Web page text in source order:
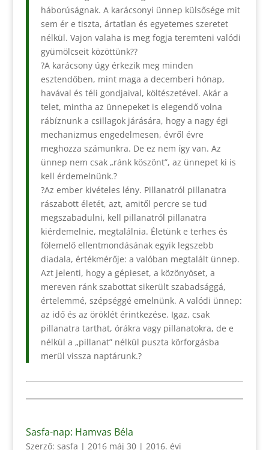
háborúságnak. A karácsonyi ünnep külsősége mit
sem ér e tiszta, ártatlan és egyetemes szeretet
nélkül. Vajon valaha is meg fogja teremteni valódi
gyümölcseit közöttünk??
?A karácsony úgy érkezik meg minden
esztendőben, mint maga a decemberi hónap,
havával és téli gondjaival, költészetével. Akár a
telet, mintha az ünnepeket is elegendő volna
rábíznunk a csillagok járására, hogy a nagy égi
mechanizmus engedelmesen, évről évre
meghozza számunkra. De ez nem így van. Az
ünnep nem csak „ránk köszönt”, az ünnepet ki is
kell érdemelnünk.?
?Az ember kivételes lény. Pillanatról pillanatra
rászabott életét, azt, amitől percre se tud
megszabadulni, kell pillanatról pillanatra
kiérdemelnie, megtalálnia. Életünk e terhes és
fölemelő ellentmondásának egyik legszebb
diadala, értékmérője: a valóban megtalált ünnep.
Azt jelenti, hogy a gépieset, a közönyöset, a
mereven ránk szabottat sikerült szabadsággá,
értelemmé, szépséggé emelnünk. A valódi ünnep:
az idő és az öröklét érintkezése. Igaz, csak
pillanatra tarthat, órákra vagy pillanatokra, de e
nélkül a „pillanat” nélkül puszta körforgásba
merül vissza naptárunk.?
Sasfa-nap: Hamvas Béla
Szerző: sasfa | 2016 máj 30| 2016. évi